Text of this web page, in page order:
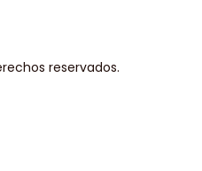
reservados.